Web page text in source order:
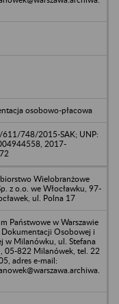
osobowo-płacowa
748/2015-SAK; UNP:
2017-
Wielobranżowe
z o.o. we Włocławku, 97-
ul. Polna 17
Państwowe w Warszawie
Dokumentacji Osobowej i
w Milanówku, ul. Stefana
05-822 Milanówek, tel. 22
adres e-mail: